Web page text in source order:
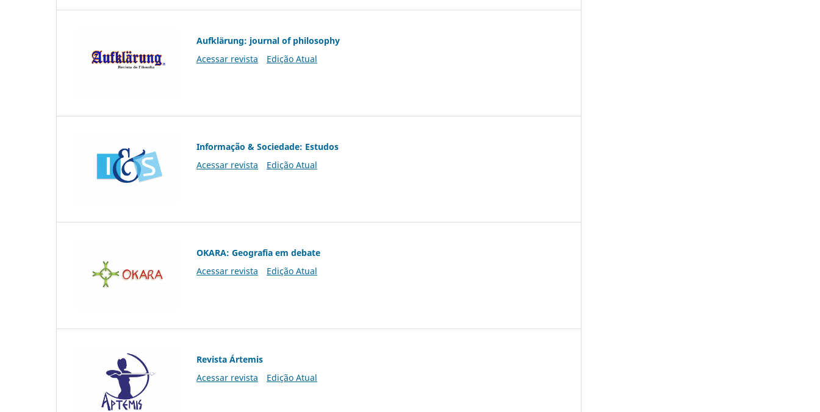
Aufklärung: journal of philosophy
Acessar revista
Edição Atual
Informação & Sociedade: Estudos
Acessar revista
Edição Atual
OKARA: Geografia em debate
Acessar revista
Edição Atual
Revista Ártemis
Acessar revista
Edição Atual